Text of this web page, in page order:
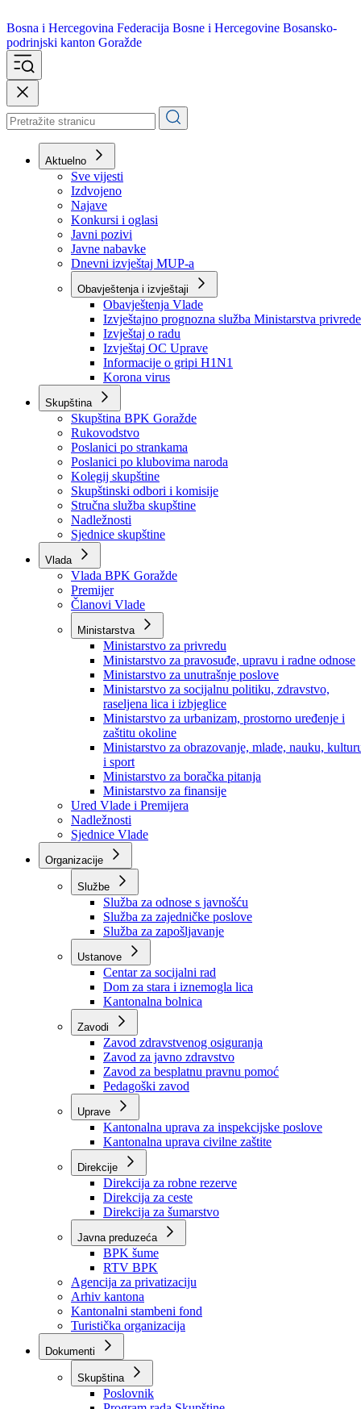
Bosna i Hercegovina
podrinjski kanton Goražde
Aktuelno
Sve vijesti
Izdvojeno
Najave
Konkursi i oglasi
Javni pozivi
Javne nabavke
Dnevni izvještaj MUP-a
Obavještenja i izvještaji
Obavještenja Vlade
Izvještajno prognozna služba Ministarstva privrede
Izvještaj o radu
Izvještaj OC Uprave
Informacije o gripi H1N1
Korona virus
Skupština
Skupština BPK Goražde
Rukovodstvo
Poslanici po strankama
Poslanici po klubovima naroda
Kolegij skupštine
Skupštinski odbori i komisije
Stručna služba skupštine
Nadležnosti
Sjednice skupštine
Vlada
Vlada BPK Goražde
Premijer
Članovi Vlade
Ministarstva
Ministarstvo za privredu
Ministarstvo za pravosuđe, upravu i radne odnose
Ministarstvo za unutrašnje poslove
Ministarstvo za socijalnu politiku, zdravstvo,
raseljena lica i izbjeglice
Ministarstvo za urbanizam, prostorno uređenje i
zaštitu okoline
Ministarstvo za obrazovanje, mlade, nauku,
i sport
Ministarstvo za boračka pitanja
Ministarstvo za finansije
Ured Vlade i Premijera
Nadležnosti
Sjednice Vlade
Organizacije
Službe
Služba za odnose s javnošću
Služba za zajedničke poslove
Služba za zapošljavanje
Ustanove
Centar za socijalni rad
Dom za stara i iznemogla lica
Kantonalna bolnica
Zavodi
Zavod zdravstvenog osiguranja
Zavod za javno zdravstvo
Zavod za besplatnu pravnu pomoć
Pedagoški zavod
Kantonalna uprava za inspekcijske poslove
Kantonalna uprava civilne zaštite
Direkcije
Direkcija za robne rezerve
Direkcija za ceste
Direkcija za šumarstvo
Javna preduzeća
BPK šume
RTV BPK
Agencija za privatizaciju
Arhiv kantona
Kantonalni stambeni fond
Turistička organizacija
Dokumenti